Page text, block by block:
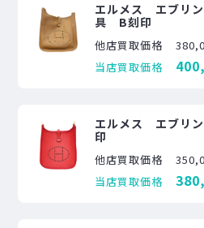
エルメス エブリ
具 B刻印
他店買取価格
当店買取価格
エルメス エブリ
印
他店買取価格
当店買取価格